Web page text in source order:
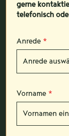
gerne
telefonisch
Anrede *
Vorname *